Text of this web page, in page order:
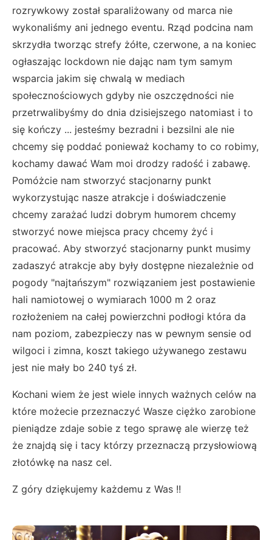
rozrywkowy został sparaliżowany od marca nie
wykonaliśmy ani jednego eventu. Rząd podcina nam
skrzydła tworząc strefy żółte, czerwone, a na koniec
ogłaszając lockdown nie dając nam tym samym
wsparcia jakim się chwalą w mediach
społecznościowych gdyby nie oszczędności nie
przetrwalibyśmy do dnia dzisiejszego natomiast i to
się kończy ... jesteśmy bezradni i bezsilni ale nie
chcemy się poddać ponieważ kochamy to co robimy,
kochamy dawać Wam moi drodzy radość i zabawę.
Pomóżcie nam stworzyć stacjonarny punkt
wykorzystując nasze atrakcje i doświadczenie
chcemy zarażać ludzi dobrym humorem chcemy
stworzyć nowe miejsca pracy chcemy żyć i
pracować. Aby stworzyć stacjonarny punkt musimy
zadaszyć atrakcje aby były dostępne niezależnie od
pogody "najtańszym" rozwiązaniem jest postawienie
hali namiotowej o wymiarach 1000 m 2 oraz
rozłożeniem na całej powierzchni podłogi która da
nam poziom, zabezpieczy nas w pewnym sensie od
wilgoci i zimna, koszt takiego używanego zestawu
jest nie mały bo 240 tyś zł.
Kochani wiem że jest wiele innych ważnych celów na
które możecie przeznaczyć Wasze ciężko zarobione
pieniądze zdaje sobie z tego sprawę ale wierzę też
że znajdą się i tacy którzy przeznaczą przysłowiową
złotówkę na nasz cel.
Z góry dziękujemy każdemu z Was !!